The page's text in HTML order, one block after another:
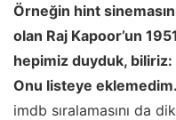
Örneğin hint
olan Raj Kapoor’un
hepimiz duyduk,
Onu listeye eklemedim.
imdb sıralamasını da